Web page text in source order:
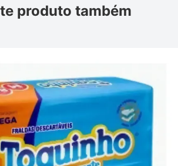
produto também